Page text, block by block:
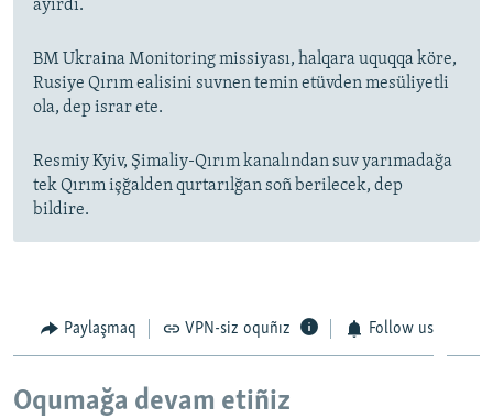
ayırdı.
BM Ukraina Monitoring missiyası, halqara uquqqa köre,
Rusiye Qırım ealisini suvnen temin etüvden mesüliyetli
ola, dep israr ete.
Resmiy Kyiv, Şimaliy-Qırım kanalından suv yarımadağa
tek Qırım işğalden qurtarılğan soñ berilecek, dep
bildire.
Paylaşmaq VPN-siz oquñız Follow us
Oqumağa devam etiñiz